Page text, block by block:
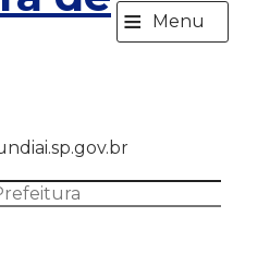
≡ Menu